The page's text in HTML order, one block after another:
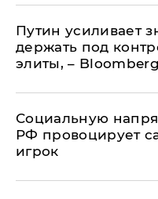
Путин усиливает
держать под
элиты, – Bloomberg
Социальную
РФ провоцирует
игрок